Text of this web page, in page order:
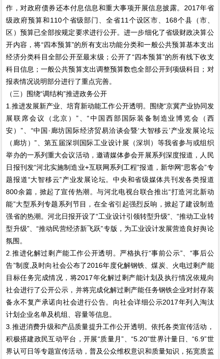
作，对政府债券还本付息信息和重大事项开展信息披露。2017年省
级政府预算和110个省级部门、全省11个设区市、168个县（市、
区）预算已全部按规定要求进行公开。进一步细化了省级财政决算公
开内容，将“四本预算”的所有支出功能分类和一般公共预算基本支出
经济分类科目全部公开至最末级；公开了“四本预算”的所有线下收支
科目信息；一般公共预算支出调整预算数也全部公开到项级科目；对
报表情况说明部分进行了重点完善。
（三）围绕“调结构”推进政务公开
1.推进发展新产业、培育新动能工作公开透明。围绕“京冀产业协同发
展联席会议（北京）”、“中国西部国际装备制造业博览会（西
安）”、“中国·廊坊国际经济贸易洽谈会暨‘大智移云’产业发展论坛
（廊坊）”、第五届深圳国际工业设计展（深圳）等我省参与或组织
举办的一系列重大会议活动，邀请媒体参会开展系列深度报道，人民
日报刊发“河北实施制造业+互联网系列工程”报道，新华网“思客会”专
题报道“大智移云”产业发展论坛。中央和省级媒体共刊发各类报道
800余篇，掀起了宣传热潮。与河北电视台联合推出“打造河北新动
能”大型系列专题系列节目，在全省引起强烈反响，掀起了建设制造
强省的热潮。河北日报开设了“工业设计引领转型升级”、“推动工业转
型升级”、“推动民营经济新飞跃”专版，为工业设计发展营造良好舆论
氛围。
2.推进化解过剩产能工作公开透明。严格执行“事前公示”、“事后公
告”制度,及时向社会公布了2016年度化解钢铁、煤炭、火电过剩产能
目标任务完成情况，将2017年化解过剩产能计划及执行情况依规向
社会进行了公开公示，并将完成化解过剩产能任务钢铁企业对封存装
备永不复产承诺向社会进行公告。向社会详细公示2017年列入淘汰
计划企业名单及机组、容量等信息。
3.推进消费升级和产品质量提升工作公开透明。依托各类宣传活动，
积极搭建政民互动平台，开展“质量月”、“5.20”世界计量日、“6.9”世
界认可日等专题宣传活动，普及公众维权意识和质量知识，拓宽质监